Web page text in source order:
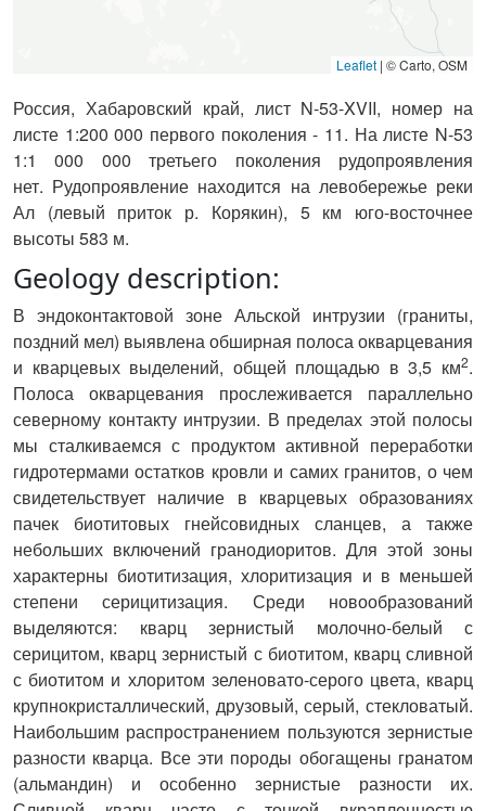
Leaflet | © Carto, OSM
Россия, Хабаровский край, лист N-53-XVII, номер на
листе 1:200 000 первого поколения - 11. На листе N-53
1:1 000 000 третьего поколения рудопроявления
нет. Рудопроявление находится на левобережье реки
Ал (левый приток р. Корякин), 5 км юго-восточнее
высоты 583 м.
Geology description:
В эндоконтактовой зоне Альской интрузии (граниты,
поздний мел) выявлена обширная полоса окварцевания
и кварцевых выделений, общей площадью в 3,5 км2.
Полоса окварцевания прослеживается параллельно
северному контакту интрузии. В пределах этой полосы
мы сталкиваемся с продуктом активной переработки
гидротермами остатков кровли и самих гранитов, о чем
свидетельствует наличие в кварцевых образованиях
пачек биотитовых гнейсовидных сланцев, а также
небольших включений гранодиоритов. Для этой зоны
характерны биотитизация, хлоритизация и в меньшей
степени серицитизация. Среди новообразований
выделяются: кварц зернистый молочно-белый с
серицитом, кварц зернистый с биотитом, кварц сливной
с биотитом и хлоритом зеленовато-серого цвета, кварц
крупнокристаллический, друзовый, серый, стекловатый.
Наибольшим распространением пользуются зернистые
разности кварца. Все эти породы обогащены гранатом
(альмандин) и особенно зернистые разности их.